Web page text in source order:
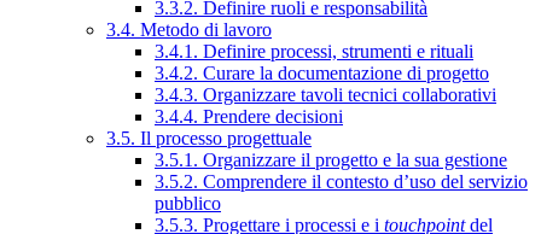
3.3.2. Definire ruoli e responsabilità
3.4. Metodo di lavoro
3.4.1. Definire processi, strumenti e rituali
3.4.2. Curare la documentazione di progetto
3.4.3. Organizzare tavoli tecnici collaborativi
3.4.4. Prendere decisioni
3.5. Il processo progettuale
3.5.1. Organizzare il progetto e la sua gestione
3.5.2. Comprendere il contesto d’uso del servizio
pubblico
3.5.3. Progettare i processi e i touchpointdel